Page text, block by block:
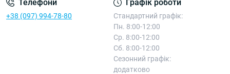
Телефони
+38 (097) 994-78-80
Графік роботи
Стандартний графік:
Пн. 8:00-12:00
Ср. 8:00-12:00
Сб. 8:00-12:00
Сезонний графік:
додатково